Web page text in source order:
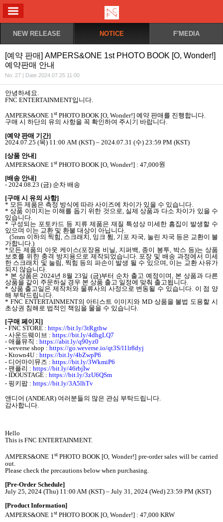
NEW RELEASE NOTICE F'MEDIA
[예약 판매] AMPERS&ONE 1st PHOTO BOOK [O, Wonder!]
예약판매 안내
No. 27 | Date 2024.07.25 11:00
안녕하세요.
FNC ENTERTAINMENT입니다.
AMPERS&ONE 1st PHOTO BOOK [O, Wonder!] 예약 판매를 진행합니다.
구매 시 하단의 유의 사항을 꼭 확인하여 주시기 바랍니다.
[예약 판매 기간]
2024.07.25 (목) 11:00 AM (KST) – 2024.07.31 (수) 23:59 PM (KST)
[상품 안내]
AMPERS&ONE 1 st PHOTO BOOK [O, Wonder!] : 47,000원
[배송 안내]
- 2024.08.23 (금) 순차 배송
[구매 시 유의 사항]
* 모든 제품은 측정 방식에 따라 사이즈에 차이가 있을 수 있습니다
*상품 이미지는 이해를 돕기 위한 것으로 실제 상품과 다소 차이가 있을 수
있습니다
* 구성되는 포토카드 등 지류 제품은 재질 특성상 미세한 흠집이 발생할 수
있으며 이는 교환 및 환불 대상이 아닙니다
(5mm 이하의 찍힘 스크래치 잉크 튐 기포 자국 눌린 자국 등은 교환이 불
가합니다 .)
* 모든 제품의 아웃 케이스(포장용 비닐 지퍼백 종이 봉투 박스 등)는 상품
보호를 위한 충격 방지용으로 제작되었습니다. 포장 및 배송 과정에서 미세
한 스크래치 및 눌림
찍힘 등의 파손이 발생 될 수 있으며 이는 교환 사유가
되지 않습니다
* 본 상품은 2024년 8월23일 (금)부터 순차 출고 예정이며
본 상품과 다른
상품을 같이 주문하실 경우 본 상품 출고 일정에 맞춰 출고됩니다
* 상품 출고일은 제작처와 물류사의 사정으로 변동될 수 있습니다. 이 점 양
해 부탁드립니다
* FNC ENTERTAINMENT의 아티스트 이미지와 MD 상품을 불법 도용할 시
초상권 침해로 법적인 책임을 물을 수 있습니다
[구매 페이지]
- FNC STORE : https://bit.ly/3tRgthw
- 사운드웨이브 : https://bit.ly/4dhgLQ7
- 애플뮤직 : https://abit.ly/q90yz0
- weverse shop :https://go.weverse.io/qt3S/l1lr8dyj
- Ktown4U : https://bit.ly/4bZwpP6
- 디어마이뮤즈 : https://bit.ly/3WkmiP6
- 팬플리 : https://bit.ly/46rbjIw
- IDOUSTAGE : https://bit.ly/3zU6QSm
- 핑키팝 : https://bit.ly/3A5lhTv
앤디어 (ANDEAR) 여러분들의 많은 관심 부탁드립니다
감사합니다
Hello
This is FNC ENTERTAINMENT.
AMPERS&ONE 1 stPHOTO BOOK [O, Wonder!] pre-order sales will be carried
out.
Please check the precautions below when purchasing.
[Pre-Order Schedule]
July 25, 2024 (Thu) 11:00 AM (KST) – July 31, 2024 (Wed) 23:59 PM (KST)
[Product Information]
AMPERS&ONE 1st PHOTO BOOK [O, Wonder!] : 47,000 KRW